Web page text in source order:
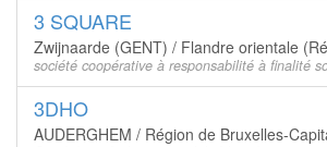
3 SQUARE
Zwijnaarde (GENT) / Flandre orientale
société coopérative à responsabilité à finalité
3DHO
AUDERGHEM / Région de Bruxelles-